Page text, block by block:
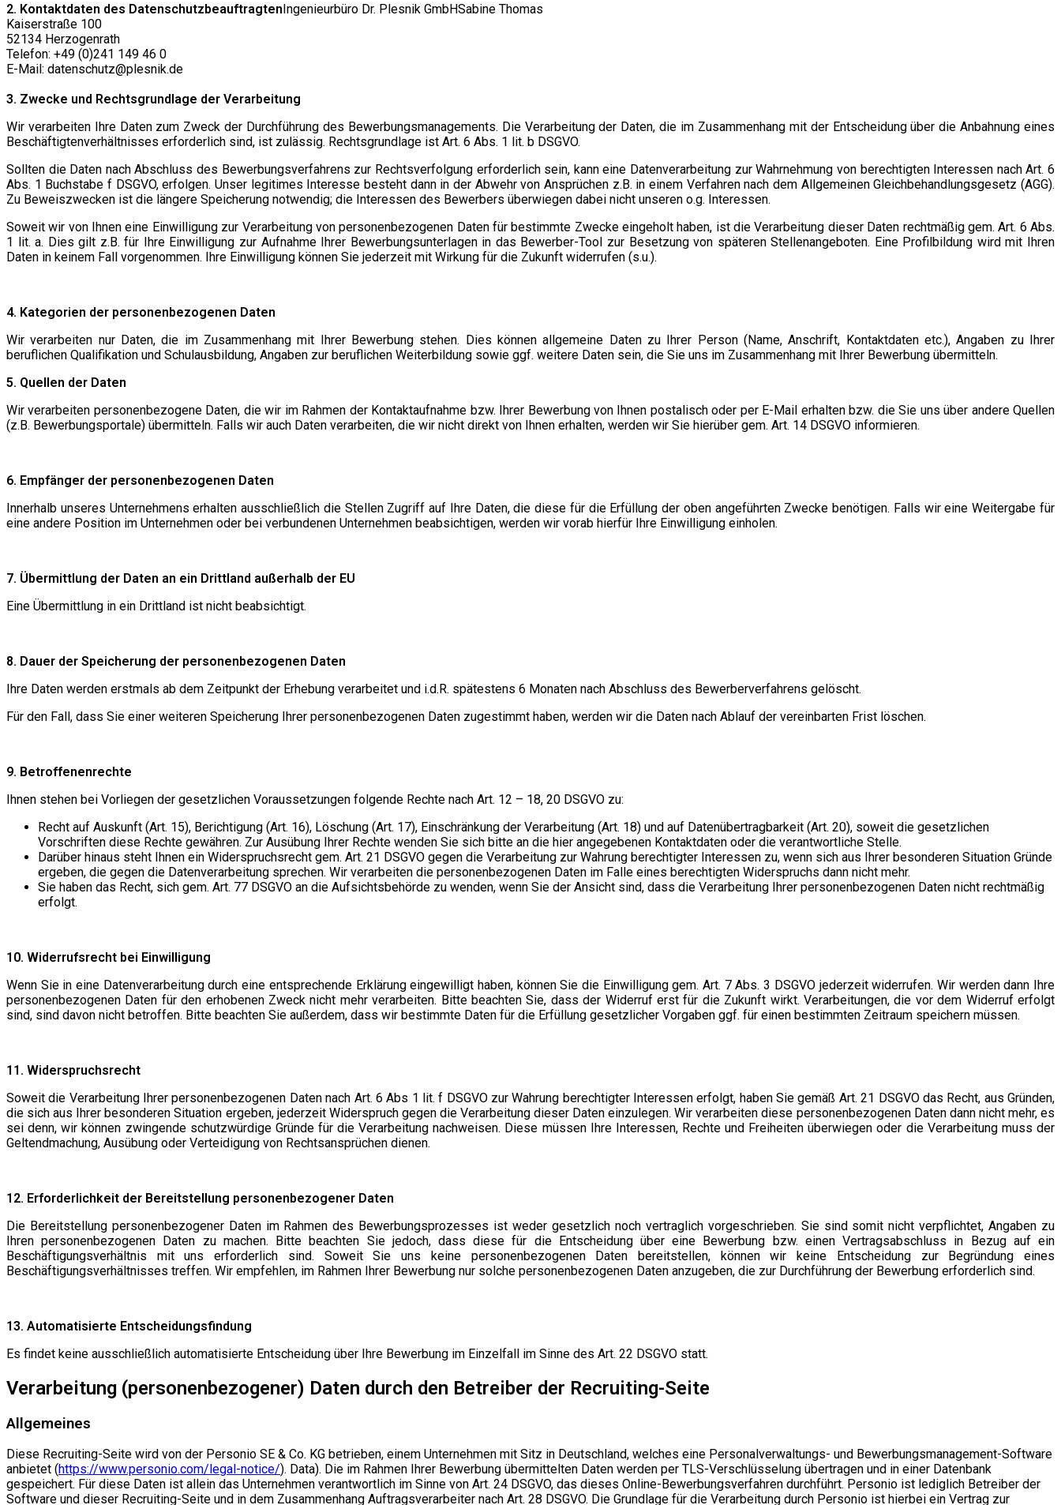
2. Kontaktdaten des DatenschutzbeauftragtenIngenieurbüro Dr. Plesnik GmbHSabine Thomas
Kaiserstraße 100
52134 Herzogenrath
Telefon: +49 (0)241 149 46 0
E-Mail: datenschutz@plesnik.de
3. Zwecke und Rechtsgrundlage der Verarbeitung
Wir verarbeiten Ihre Daten zum Zweck der Durchführung des Bewerbungsmanagements. Die Verarbeitung der Daten, die im Zusammenhang mit der Entscheidung über die Anbahnung eines
Beschäftigtenverhältnisses erforderlich sind, ist zulässig. Rechtsgrundlage ist Art. 6 Abs. 1 lit. b DSGVO.
Sollten die Daten nach Abschluss des Bewerbungsverfahrens zur Rechtsverfolgung erforderlich sein, kann eine Datenverarbeitung zur Wahrnehmung von berechtigten Interessen nach Art. 6
Abs. 1 Buchstabe f DSGVO, erfolgen. Unser legitimes Interesse besteht dann in der Abwehr von Ansprüchen z.B. in einem Verfahren nach dem Allgemeinen Gleichbehandlungsgesetz (AGG).
Zu Beweiszwecken ist die längere Speicherung notwendig; die Interessen des Bewerbers überwiegen dabei nicht unseren o.g. Interessen.
Soweit wir von Ihnen eine Einwilligung zur Verarbeitung von personenbezogenen Daten für bestimmte Zwecke eingeholt haben, ist die Verarbeitung dieser Daten rechtmäßig gem. Art. 6 Abs.
1 lit. a. Dies gilt z.B. für Ihre Einwilligung zur Aufnahme Ihrer Bewerbungsunterlagen in das Bewerber-Tool zur Besetzung von späteren Stellenangeboten. Eine Profilbildung wird mit Ihren
Daten in keinem Fall vorgenommen. Ihre Einwilligung können Sie jederzeit mit Wirkung für die Zukunft widerrufen (s.u.).
4. Kategorien der personenbezogenen Daten
Wir verarbeiten nur Daten, die im Zusammenhang mit Ihrer Bewerbung stehen. Dies können allgemeine Daten zu Ihrer Person (Name, Anschrift, Kontaktdaten etc.), Angaben zu Ihrer
beruflichen Qualifikation und Schulausbildung, Angaben zur beruflichen Weiterbildung sowie ggf. weitere Daten sein, die Sie uns im Zusammenhang mit Ihrer Bewerbung übermitteln.
5. Quellen der Daten
Wir verarbeiten personenbezogene Daten, die wir im Rahmen der Kontaktaufnahme bzw. Ihrer Bewerbung von Ihnen postalisch oder per E-Mail erhalten bzw. die Sie uns über andere Quellen
(z.B. Bewerbungsportale) übermitteln. Falls wir auch Daten verarbeiten, die wir nicht direkt von Ihnen erhalten, werden wir Sie hierüber gem. Art. 14 DSGVO informieren.
6. Empfänger der personenbezogenen Daten
Innerhalb unseres Unternehmens erhalten ausschließlich die Stellen Zugriff auf Ihre Daten, die diese für die Erfüllung der oben angeführten Zwecke benötigen. Falls wir eine Weitergabe für
eine andere Position im Unternehmen oder bei verbundenen Unternehmen beabsichtigen, werden wir vorab hierfür Ihre Einwilligung einholen.
7. Übermittlung der Daten an ein Drittland außerhalb der EU
Eine Übermittlung in ein Drittland ist nicht beabsichtigt.
8. Dauer der Speicherung der personenbezogenen Daten
Ihre Daten werden erstmals ab dem Zeitpunkt der Erhebung verarbeitet und i.d.R. spätestens 6 Monaten nach Abschluss des Bewerberverfahrens gelöscht.
Für den Fall, dass Sie einer weiteren Speicherung Ihrer personenbezogenen Daten zugestimmt haben, werden wir die Daten nach Ablauf der vereinbarten Frist löschen.
9. Betroffenenrechte
Ihnen stehen bei Vorliegen der gesetzlichen Voraussetzungen folgende Rechte nach Art. 12 – 18, 20 DSGVO zu:
Recht auf Auskunft (Art. 15), Berichtigung (Art. 16), Löschung (Art. 17), Einschränkung der Verarbeitung (Art. 18) und auf Datenübertragbarkeit (Art. 20), soweit die gesetzlichen
Vorschriften diese Rechte gewähren. Zur Ausübung Ihrer Rechte wenden Sie sich bitte an die hier angegebenen Kontaktdaten oder die verantwortliche Stelle.
Darüber hinaus steht Ihnen ein Widerspruchsrecht gem. Art. 21 DSGVO gegen die Verarbeitung zur Wahrung berechtigter Interessen zu, wenn sich aus Ihrer besonderen Situation Gründe
ergeben, die gegen die Datenverarbeitung sprechen. Wir verarbeiten die personenbezogenen Daten im Falle eines berechtigten Widerspruchs dann nicht mehr.
Sie haben das Recht, sich gem. Art. 77 DSGVO an die Aufsichtsbehörde zu wenden, wenn Sie der Ansicht sind, dass die Verarbeitung Ihrer personenbezogenen Daten nicht rechtmäßig
erfolgt.
10. Widerrufsrecht bei Einwilligung
Wenn Sie in eine Datenverarbeitung durch eine entsprechende Erklärung eingewilligt haben, können Sie die Einwilligung gem. Art. 7 Abs. 3 DSGVO jederzeit widerrufen. Wir werden dann Ihre
personenbezogenen Daten für den erhobenen Zweck nicht mehr verarbeiten. Bitte beachten Sie, dass der Widerruf erst für die Zukunft wirkt. Verarbeitungen, die vor dem Widerruf erfolgt
sind, sind davon nicht betroffen. Bitte beachten Sie außerdem, dass wir bestimmte Daten für die Erfüllung gesetzlicher Vorgaben ggf. für einen bestimmten Zeitraum speichern müssen.
11. Widerspruchsrecht
Soweit die Verarbeitung Ihrer personenbezogenen Daten nach Art. 6 Abs 1 lit. f DSGVO zur Wahrung berechtigter Interessen erfolgt, haben Sie gemäß Art. 21 DSGVO das Recht, aus Gründen,
die sich aus Ihrer besonderen Situation ergeben, jederzeit Widerspruch gegen die Verarbeitung dieser Daten einzulegen. Wir verarbeiten diese personenbezogenen Daten dann nicht mehr, es
sei denn, wir können zwingende schutzwürdige Gründe für die Verarbeitung nachweisen. Diese müssen Ihre Interessen, Rechte und Freiheiten überwiegen oder die Verarbeitung muss der
Geltendmachung, Ausübung oder Verteidigung von Rechtsansprüchen dienen.
12. Erforderlichkeit der Bereitstellung personenbezogener Daten
Die Bereitstellung personenbezogener Daten im Rahmen des Bewerbungsprozesses ist weder gesetzlich noch vertraglich vorgeschrieben. Sie sind somit nicht verpflichtet, Angaben zu
Ihren personenbezogenen Daten zu machen. Bitte beachten Sie jedoch, dass diese für die Entscheidung über eine Bewerbung bzw. einen Vertragsabschluss in Bezug auf ein
Beschäftigungsverhältnis mit uns erforderlich sind. Soweit Sie uns keine personenbezogenen Daten bereitstellen, können wir keine Entscheidung zur Begründung eines
Beschäftigungsverhältnisses treffen. Wir empfehlen, im Rahmen Ihrer Bewerbung nur solche personenbezogenen Daten anzugeben, die zur Durchführung der Bewerbung erforderlich sind.
13. Automatisierte Entscheidungsfindung
Es findet keine ausschließlich automatisierte Entscheidung über Ihre Bewerbung im Einzelfall im Sinne des Art. 22 DSGVO statt.
Verarbeitung (personenbezogener) Daten durch den Betreiber der Recruiting-Seite
Allgemeines
Diese Recruiting-Seite wird von der Personio SE & Co. KG betrieben, einem Unternehmen mit Sitz in Deutschland, welches eine Personalverwaltungs- und Bewerbungsmanagement-Software
anbietet (https://www.personio.com/legal-notice/). Data). Die im Rahmen Ihrer Bewerbung übermittelten Daten werden per TLS-Verschlüsselung übertragen und in einer Datenbank
gespeichert. Für diese Daten ist allein das Unternehmen verantwortlich im Sinne von Art. 24 DSGVO, das dieses Online-Bewerbungsverfahren durchführt. Personio ist lediglich Betreiber der
Software und dieser Recruiting-Seite und in dem Zusammenhang Auftragsverarbeiter nach Art. 28 DSGVO. Die Grundlage für die Verarbeitung durch Personio ist hierbei ein Vertrag zur